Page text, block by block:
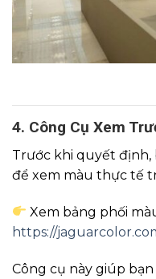
4. Công Cụ Xem
Trước khi quyết
để xem màu thực tế
Xem bảng phối
https://
Công cụ này giúp